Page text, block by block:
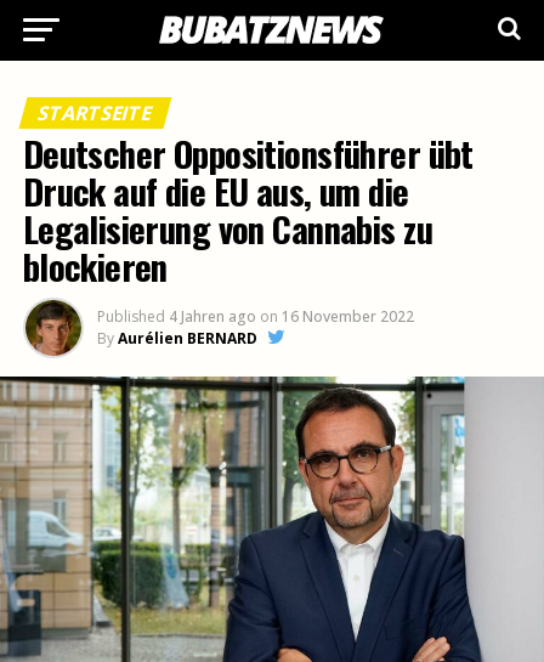
STARTSEITE
Deutscher Oppositionsführer übt
Druck auf die EU aus, um die
Legalisierung von Cannabis zu
blockieren
Published 4 Jahren ago on 16 November 2022
ByAurélien BERNARD